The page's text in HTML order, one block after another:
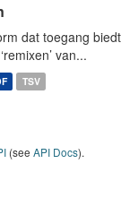
dat toegang
van...
TSV
(see API Docs).